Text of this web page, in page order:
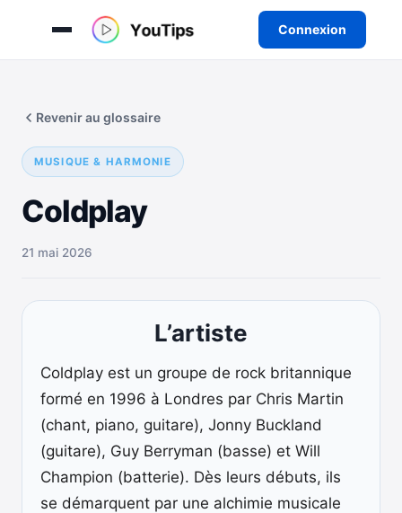
Connexion
contenu
MUSIQUE & HARMONIE
Coldplay
Revenir au glossaire
21 mai 2026
L’artiste
Coldplay est un groupe de rock britannique
formé en 1996 à Londres par Chris Martin
(chant, piano, guitare), Jonny Buckland
(guitare), Guy Berryman (basse) et Will
Champion (batterie). Dès leurs débuts, ils
se démarquent par une alchimie musicale